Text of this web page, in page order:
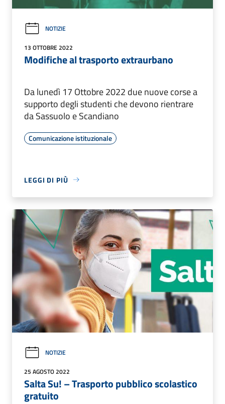
NOTIZIE
13 OTTOBRE 2022
Modifiche al trasporto extraurbano
Da lunedì 17 Ottobre 2022 due nuove corse a
supporto degli studenti che devono rientrare
da Sassuolo e Scandiano
Comunicazione istituzionale
LEGGI DI PIÙ
NOTIZIE
25 AGOSTO 2022
Salta Su! – Trasporto pubblico scolastico
gratuito